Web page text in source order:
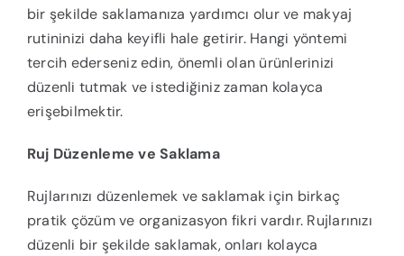
bir şekilde saklamanıza yardımcı olur ve makyaj
rutininizi daha keyifli hale getirir. Hangi yöntemi
tercih ederseniz edin, önemli olan ürünlerinizi
düzenli tutmak ve istediğiniz zaman kolayca
erişebilmektir.
Ruj Düzenleme ve Saklama
Rujlarınızı düzenlemek ve saklamak için birkaç
pratik çözüm ve organizasyon fikri vardır. Rujlarınızı
düzenli bir şekilde saklamak, onları kolayca